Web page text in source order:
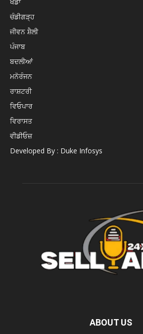
ਖੇਡਾਂ
ਚੰਡੀਗੜ੍ਹ
ਜੀਵਨ ਸ਼ੈਲੀ
ਪੰਜਾਬ
ਬਦਲੀਆਂ
ਮਨੋਰੰਜਨ
ਰਾਸ਼ਟਰੀ
ਵਿਓਪਾਰ
ਵਿਰਾਸਤ
ਵੀਡੀਓਜ਼
Developed By : Duke Infosys
ABOUT US